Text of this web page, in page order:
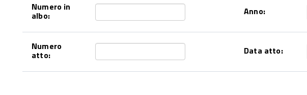
Numero in
albo: Anno:
Numero
atto: Data atto: